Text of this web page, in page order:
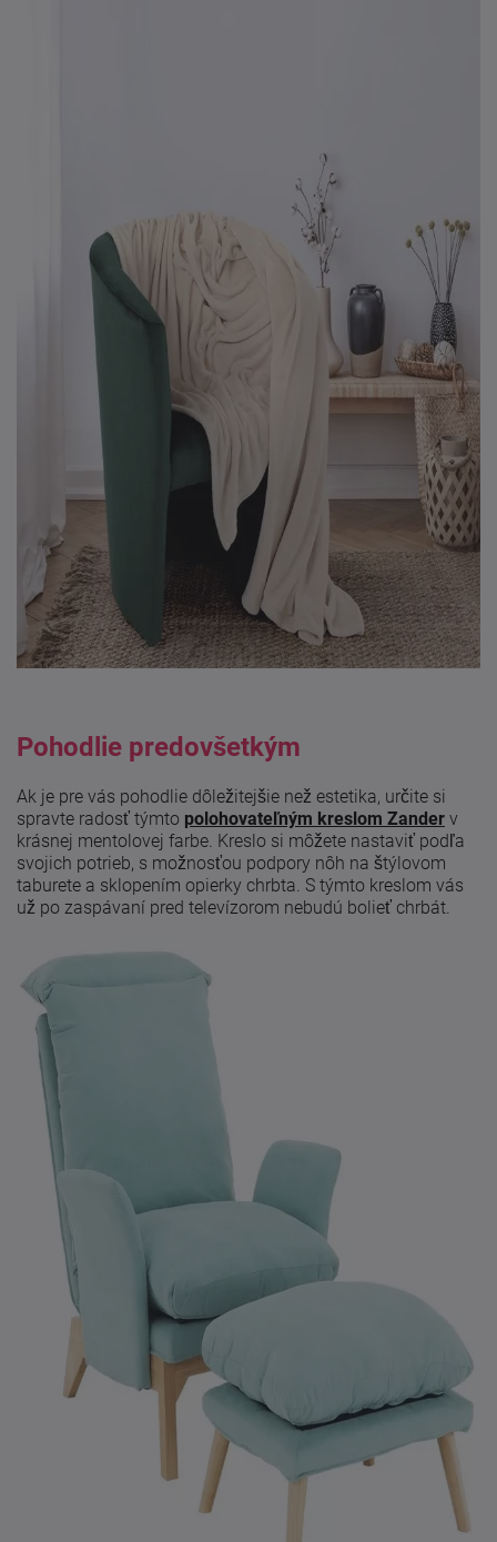
Pohodlie predovšetkým
Ak je pre vás pohodlie dôležitejšie než estetika, určite si
spravte radosť týmto polohovateľným kreslom Zander v
krásnej mentolovej farbe. Kreslo si môžete nastaviť podľa
svojich potrieb, s možnosťou podpory nôh na štýlovom
taburete a sklopením opierky chrbta. S týmto kreslom vás
už po zaspávaní pred televízorom nebudú bolieť chrbát.